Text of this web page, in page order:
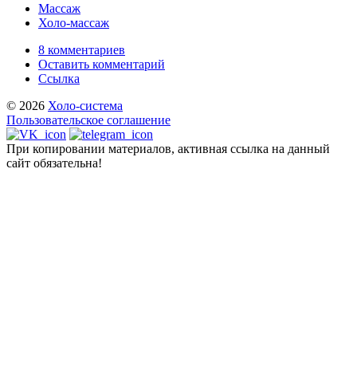
Массаж
Холо-массаж
8 комментариев
Оставить комментарий
Ссылка
© 2026 Холо-система
Пользовательское соглашение
При копировании материалов, активная ссылка на данный
сайт обязательна!